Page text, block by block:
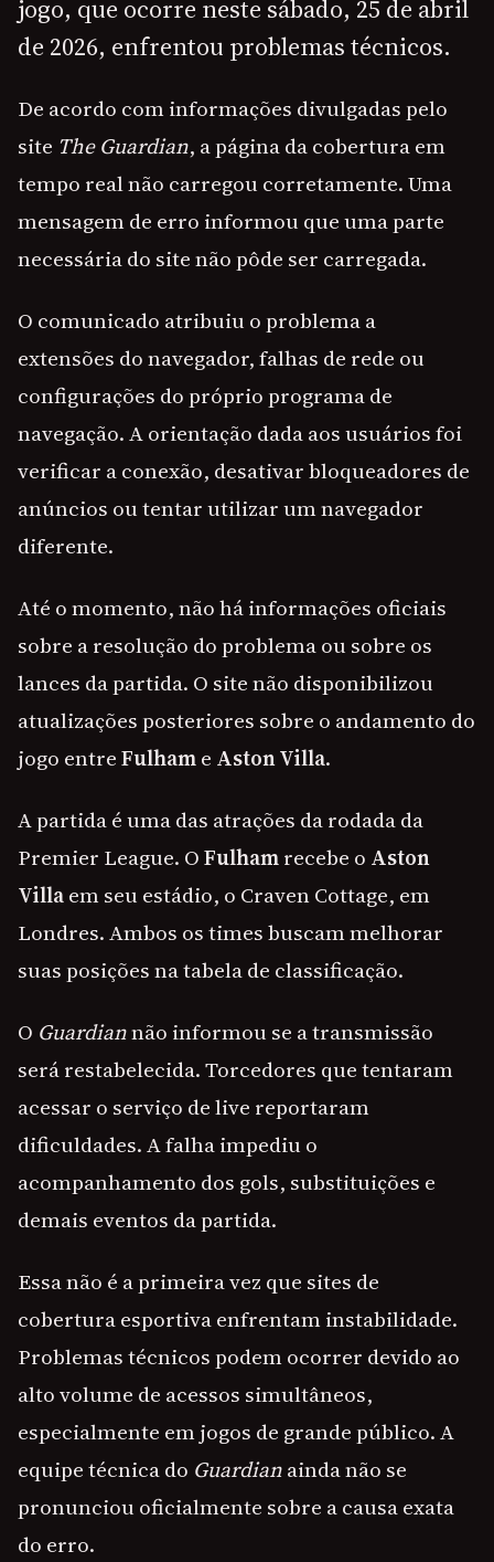
jogo, que ocorre neste sábado, 25 de abril
de 2026, enfrentou problemas técnicos.
De acordo com informações divulgadas pelo
site The Guardian, a página da cobertura em
tempo real não carregou corretamente. Uma
mensagem de erro informou que uma parte
necessária do site não pôde ser carregada.
O comunicado atribuiu o problema a
extensões do navegador, falhas de rede ou
configurações do próprio programa de
navegação. A orientação dada aos usuários foi
verificar a conexão, desativar bloqueadores de
anúncios ou tentar utilizar um navegador
diferente.
Até o momento, não há informações oficiais
sobre a resolução do problema ou sobre os
lances da partida. O site não disponibilizou
atualizações posteriores sobre o andamento do
jogo entreFulhame Aston Villa.
A partida é uma das atrações da rodada da
Premier League. OFulhamrecebe o Aston
Villaem seu estádio, o Craven Cottage, em
Londres. Ambos os times buscam melhorar
suas posições na tabela de classificação.
O Guardiannão informou se a transmissão
será restabelecida. Torcedores que tentaram
acessar o serviço de live reportaram
dificuldades. A falha impediu o
acompanhamento dos gols, substituições e
demais eventos da partida.
Essa não é a primeira vez que sites de
cobertura esportiva enfrentam instabilidade.
Problemas técnicos podem ocorrer devido ao
alto volume de acessos simultâneos,
especialmente em jogos de grande público. A
equipe técnica do Guardianainda não se
pronunciou oficialmente sobre a causa exata
do erro.